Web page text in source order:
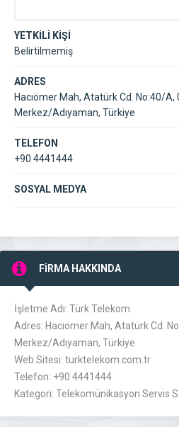
YETKİLİ KİŞİ
Belirtilmemiş
ADRES
Hacıömer Mah, Atatürk Cd. No:40/A,
Merkez/Adıyaman, Türkiye
TELEFON
+90 4441444
SOSYAL MEDYA
FİRMA HAKKINDA
İşletme Adı: Türk Telekom
Adres: Hacıömer Mah, Atatürk Cd.
Merkez/Adıyaman, Türkiye
Web Sitesi: turktelekom.com.tr
Telefon: +90 4441444
Kategori: Telekomünikasyon Servis